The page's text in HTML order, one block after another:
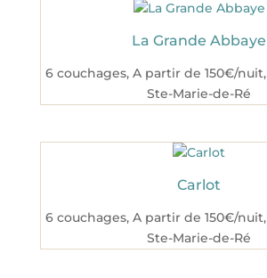
La Grande Abbaye
6 couchages, A partir de 150€/nuit,
Ste-Marie-de-Ré
Carlot
6 couchages, A partir de 150€/nuit,
Ste-Marie-de-Ré